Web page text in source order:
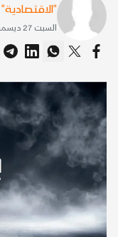
"الاقتصادية"
السبت 27 ديسمبر 2008 1:51